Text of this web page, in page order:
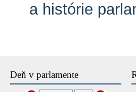
a histórie
Deň v parlamente